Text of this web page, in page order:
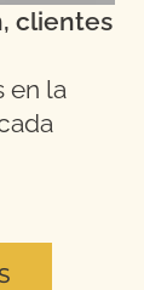
clientes
en la